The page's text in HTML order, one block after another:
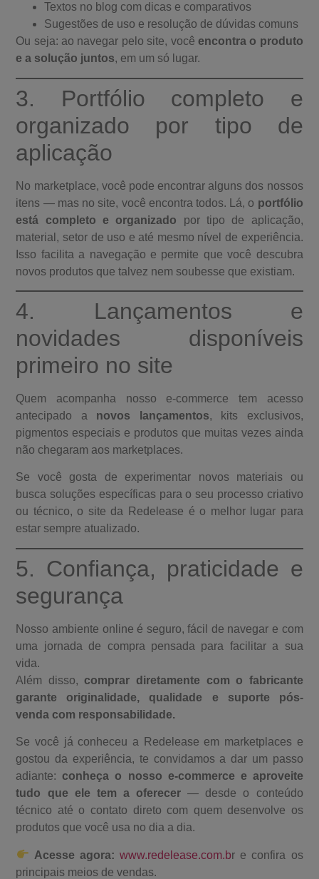
Textos no blog com dicas e comparativos
Sugestões de uso e resolução de dúvidas comuns
Ou seja: ao navegar pelo site, você encontra o produto
e a solução juntos, em um só lugar.
3. Portfólio completo e
organizado por tipo de
aplicação
No marketplace, você pode encontrar alguns dos nossos
itens — mas no site, você encontra todos. Lá, o portfólio
está completo e organizado por tipo de aplicação,
material, setor de uso e até mesmo nível de experiência.
Isso facilita a navegação e permite que você descubra
novos produtos que talvez nem soubesse que existiam.
4. Lançamentos e
novidades disponíveis
primeiro no site
Quem acompanha nosso e-commerce tem acesso
antecipado a novos lançamentos, kits exclusivos,
pigmentos especiais e produtos que muitas vezes ainda
não chegaram aos marketplaces.
Se você gosta de experimentar novos materiais ou
busca soluções específicas para o seu processo criativo
ou técnico, o site da Redelease é o melhor lugar para
estar sempre atualizado.
5. Confiança, praticidade e
segurança
Nosso ambiente online é seguro, fácil de navegar e com
uma jornada de compra pensada para facilitar a sua
vida.
Além disso,comprar diretamente com o fabricante
garante originalidade, qualidade e suporte pós-
venda com responsabilidade.
Se você já conheceu a Redelease em marketplaces e
gostou da experiência, te convidamos a dar um passo
adiante:conheça o nosso e-commerce e aproveite
tudo que ele tem a oferecer — desde o conteúdo
técnico até o contato direto com quem desenvolve os
produtos que você usa no dia a dia.
Acesse agora: www.redelease.com.br e confira os
principais meios de vendas.